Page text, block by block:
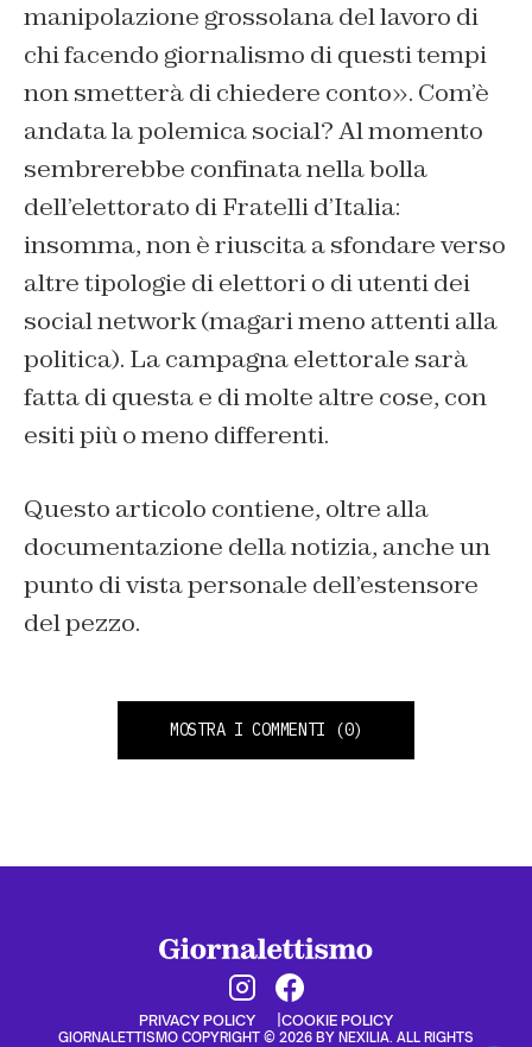
manipolazione grossolana del lavoro di
chi facendo giornalismo di questi tempi
non smetterà di chiedere conto». Com’è
andata la polemica social? Al momento
sembrerebbe confinata nella bolla
dell’elettorato di Fratelli d’Italia:
insomma, non è riuscita a sfondare verso
altre tipologie di elettori o di utenti dei
social network (magari meno attenti alla
politica). La campagna elettorale sarà
fatta di questa e di molte altre cose, con
esiti più o meno differenti.
Questo articolo contiene, oltre alla
documentazione della notizia, anche un
punto di vista personale dell’estensore
del pezzo.
MOSTRA I COMMENTI (0)
PRIVACY POLICY COOKIE POLICY
GIORNALETTISMO COPYRIGHT © 2026 BY NEXILIA. ALL RIGHTS